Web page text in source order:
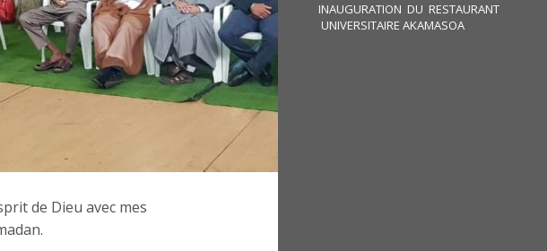
de Dieu avec mes
INAUGURATION DU RESTAURANT
UNIVERSITAIRE AKAMASOA